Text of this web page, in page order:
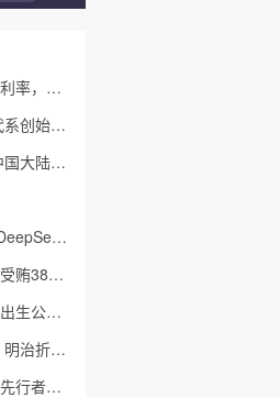
财经早知道｜部分银行房贷利率，降至“2字头
艾路明及多名股东被拘 当代系创始人因何此时被清算
贝恩资本宣布收购贡茶 在中国大陆无法注册商标后退出市场
宇树科技IPO估值600亿元 DeepSeek参与战略配售
特稿｜国航原党委书记樊澄受贿3847万元二审待宣判 否认大多数指控
特朗普再签两份行政令限制出生公民权 意图打击生育旅游产业
【商圈】松田克也挥刀止损 明治折戟中国乳业
特稿｜宇树发行市值610亿 先行者的加速和考验